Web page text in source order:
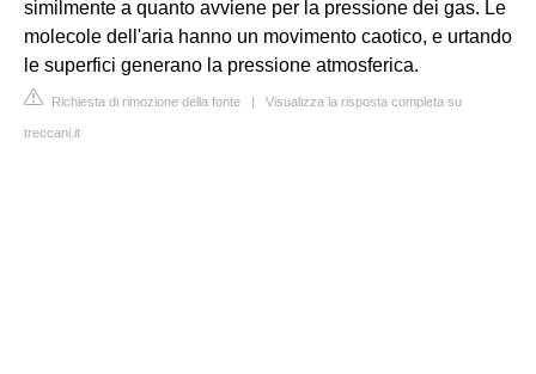
similmente a quanto avviene per la pressione dei gas. Le
molecole dell'aria hanno un movimento caotico, e urtando
le superfici generano la pressione atmosferica.
Richiesta di rimozione della fonte | Visualizza la risposta completa su
treccani.it